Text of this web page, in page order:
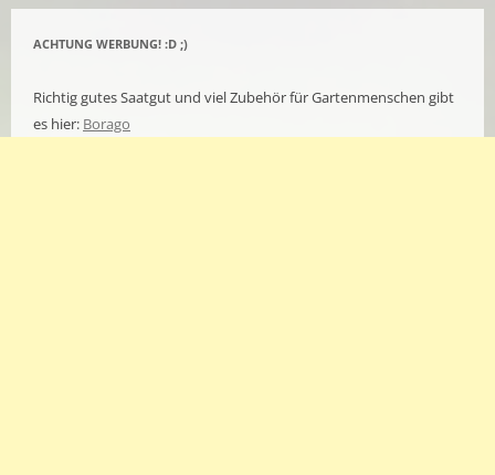
ACHTUNG WERBUNG! :D ;)
Richtig gutes Saatgut und viel Zubehör für Gartenmenschen gibt
es hier: Borago